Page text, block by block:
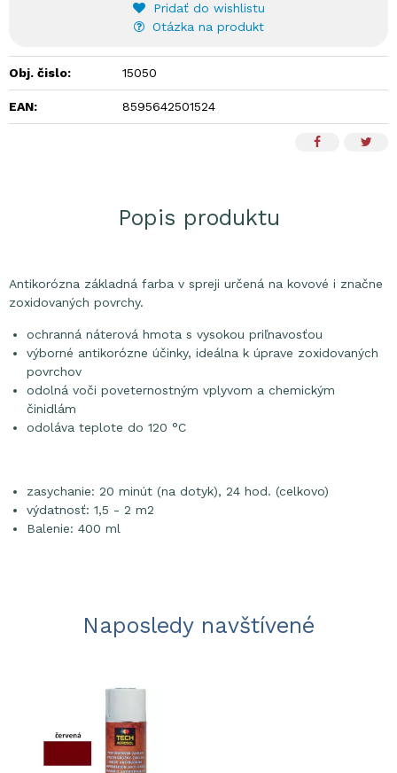
Pridať do wishlistu
Otázka na produkt
Obj. čislo: 15050
EAN: 8595642501524
Popis produktu
Antikorózna základná farba v spreji určená na kovové i značne
zoxidovaných povrchy.
ochranná náterová hmota s vysokou priľnavosťou
výborné antikorózne účinky, ideálna k úprave zoxidovaných
povrchov
odolná voči poveternostným vplyvom a chemickým
činidlám
odoláva teplote do 120 °C
zasychanie: 20 minút (na dotyk), 24 hod. (celkovo)
výdatnosť: 1,5 - 2 m2
Balenie: 400 ml
Naposledy navštívené